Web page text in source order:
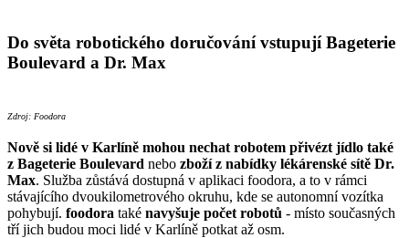
Do světa robotického doručování vstupují Bageterie
Boulevard a Dr. Max
Zdroj: Foodora
Nově si lidé v Karlíně mohou nechat robotem přivézt jídlo také
z Bageterie Boulevard nebo zboží z nabídky lékárenské sítě Dr.
Max. Služba zůstává dostupná v aplikaci foodora, a to v rámci
stávajícího dvoukilometrového okruhu, kde se autonomní vozítka
pohybují. foodora také navyšuje počet robotů - místo současných
tří jich budou moci lidé v Karlíně potkat až osm.